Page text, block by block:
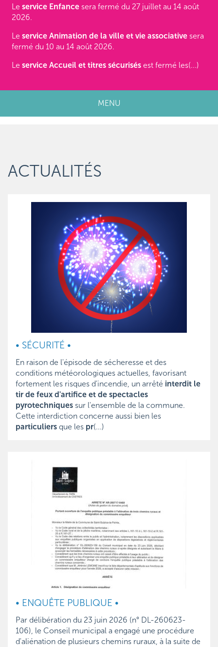
Le service Enfance sera fermé du 27 juillet au 14 août
2026.
Le service Animation de la ville et vie associative sera
fermé du 10 au 14 août 2026.
Le service Accueil et titres sécurisés est fermé les(...)
MENU
ACTUALITÉS
• SÉCURITÉ •
En raison de l'épisode de sécheresse et des
conditions météorologiques actuelles, favorisant
fortement les risques d'incendie, un arrêté interdit le
tir de feux d'artifice et de spectacles
pyrotechniques sur l'ensemble de la commune.
Cette interdiction concerne aussi bien les
particuliers que les pr(...)
• ENQUÊTE PUBLIQUE •
Par délibération du 23 juin 2026 (n° DL-260623-
106), le Conseil municipal a engagé une procédure
d'aliénation de plusieurs chemins ruraux, à la suite de